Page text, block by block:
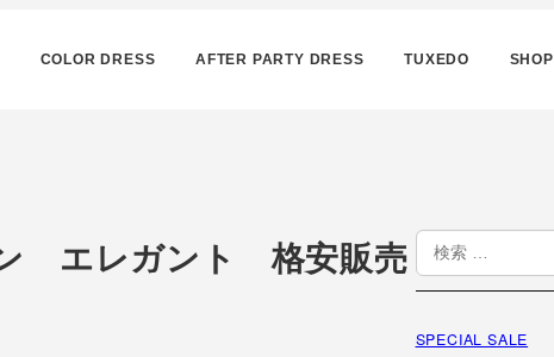
COLOR DRESS AFTER PARTY DRESS TUXEDO SHOP
エレガント 格安販売 検
索
SPECIAL SALE